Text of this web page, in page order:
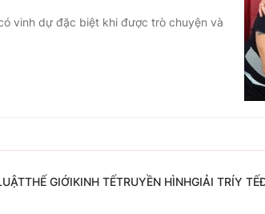
vinh dự đặc biệt khi được trò chuyện và
THẾ GIỚIKINH TẾTRUYỀN HÌNHGIẢI TRÍY TẾ